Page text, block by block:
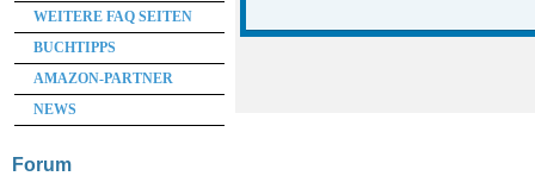
WEITERE FAQ SEITEN
BUCHTIPPS
AMAZON-PARTNER
NEWS
Forum